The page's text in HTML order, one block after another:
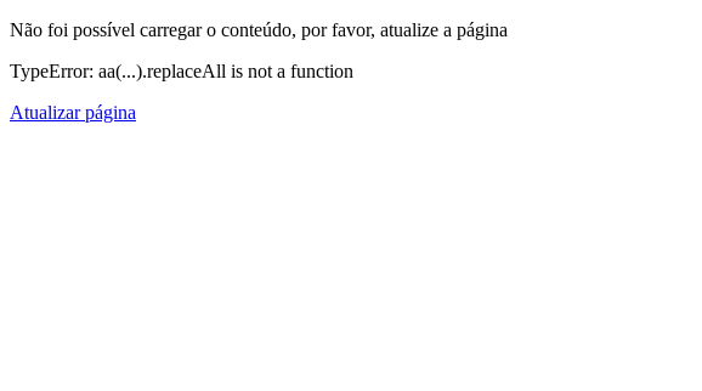
Não foi possível carregar o conteúdo, por favor, atualize a página
TypeError: aa(...).replaceAll is not a function
Atualizar página